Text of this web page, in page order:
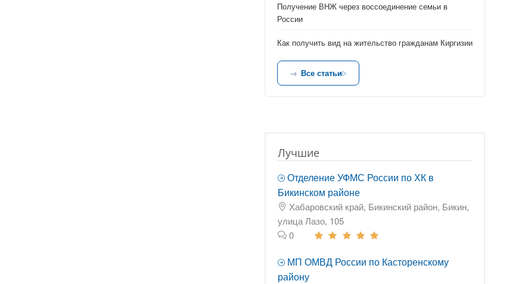
Получение ВНЖ через воссоединение семьи в
России
Как получить вид на жительство гражданам Киргизии
Все статьи
Лучшие
Отделение УФМС России по ХК в
Бикинском районе
Хабаровский край, Бикинский район, Бикин,
улица Лазо, 105
0
МП ОМВД России по Касторенскому
району